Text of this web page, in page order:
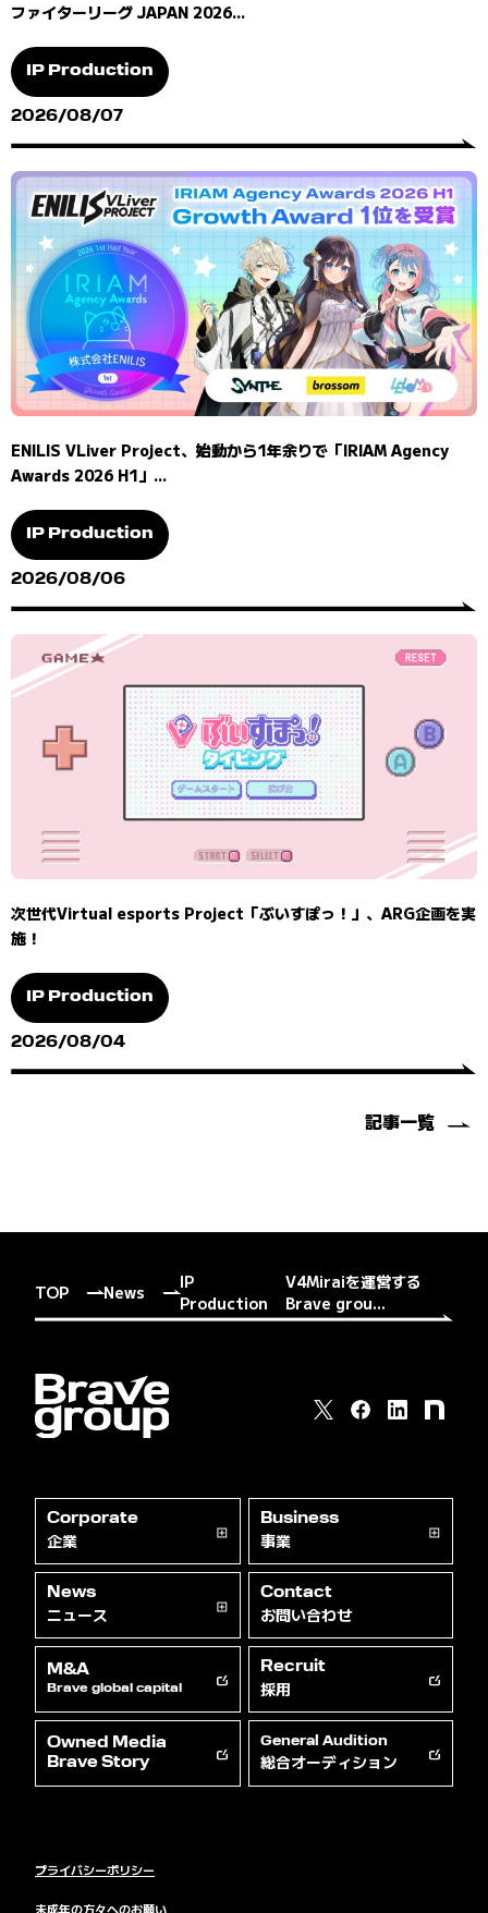
ファイターリーグ JAPAN 2026...
IP Production
2026/08/07
ENILIS VLiver Project、始動から1年余りで「IRIAM Agency
Awards 2026 H1」...
IP Production
2026/08/06
次世代Virtual esports Project「ぶいすぽっ！」、ARG企画を実
施！
IP Production
2026/08/04
記事一覧
TOP News
IP
Production
V4Miraiを運営する
Brave grou...
Corporate
企業
Business
事業
News
ニュース
Contact
お問い合わせ
M&A
Brave global capital
Recruit
採用
Owned Media
Brave Story
General Audition
総合オーディション
プライバシーポリシー
未成年の方々へのお願い